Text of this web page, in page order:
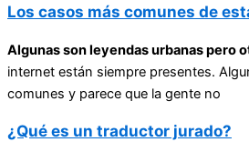
Los casos más comunes de
Algunas son leyendas urbanas pero
internet están siempre presentes.
comunes y parece que la gente no
¿Qué es un traductor jurado?